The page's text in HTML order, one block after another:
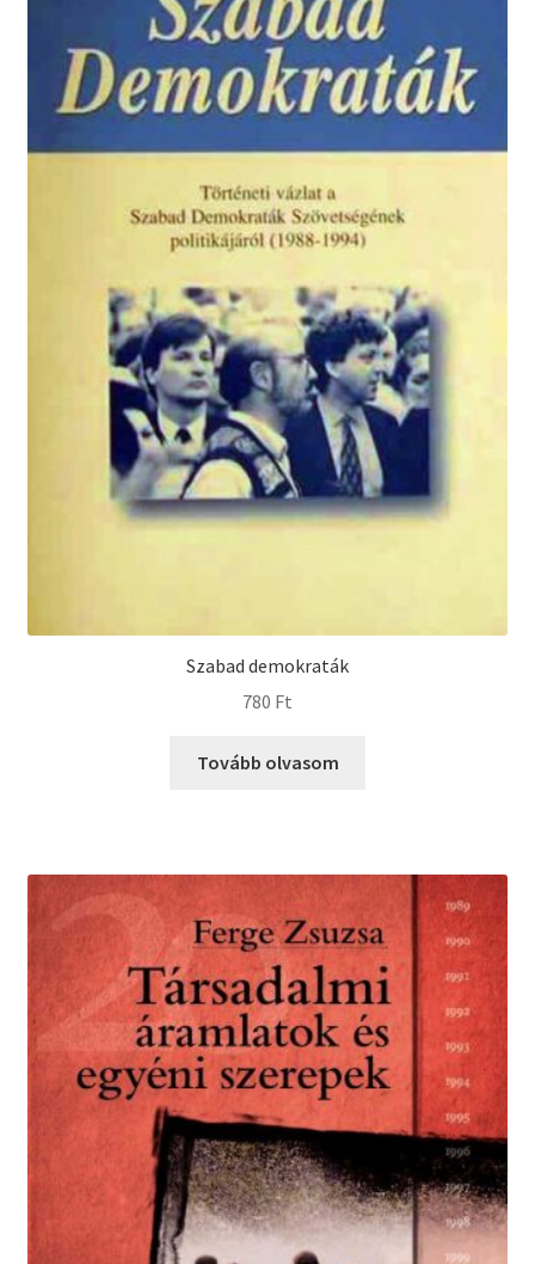
Szabad demokraták
780 Ft
Tovább olvasom